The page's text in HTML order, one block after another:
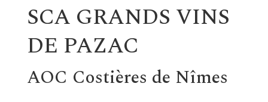
SCA GRANDS VINS
DE PAZAC
AOC Costières de Nîmes